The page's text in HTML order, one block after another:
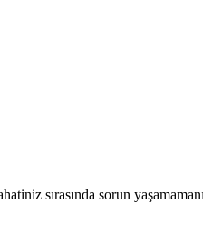
sırasında sorun